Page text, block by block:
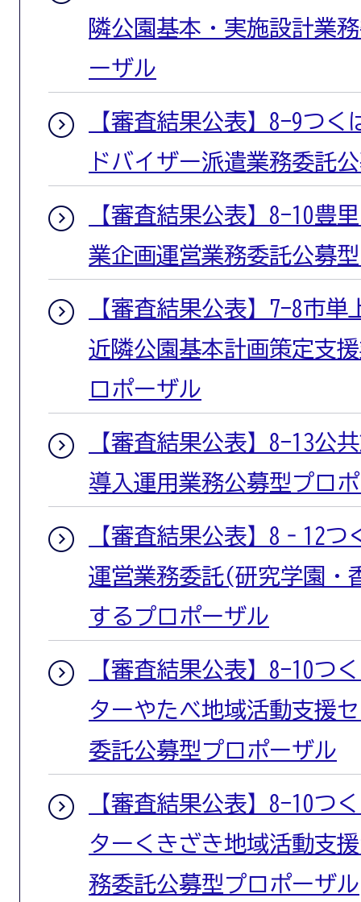
隣公園基本・実施設計業
ーザル
【審査結果公表】8-9つ
ドバイザー派遣業務委託
【審査結果公表】8-10豊
業企画運営業務委託公募
【審査結果公表】7-8市単
近隣公園基本計画策定支
ロポーザル
【審査結果公表】8-13公
導入運用業務公募型プロ
【審査結果公表】8‐12つ
運営業務委託(研究学園・
するプロポーザル
【審査結果公表】8-10つ
ターやたべ地域活動支援
委託公募型プロポーザル
【審査結果公表】8-10つ
ターくきざき地域活動支
務委託公募型プロポーザル